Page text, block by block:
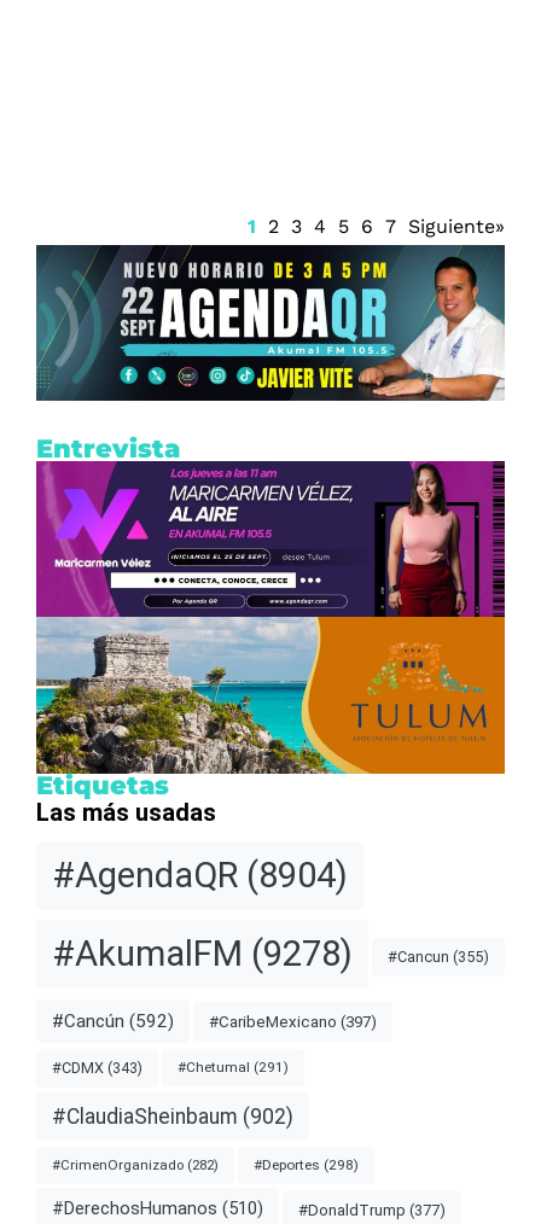
1 2 3 4 5 6 7 Siguiente»
Entrevista
Etiquetas
Las más usadas
#AgendaQR (8904)
#AkumalFM (9278) #Cancun (355)
#Cancún (592) #CaribeMexicano (397)
#CDMX (343) #Chetumal (291)
#ClaudiaSheinbaum (902)
#CrimenOrganizado (282) #Deportes (298)
#DerechosHumanos (510) #DonaldTrump (377)